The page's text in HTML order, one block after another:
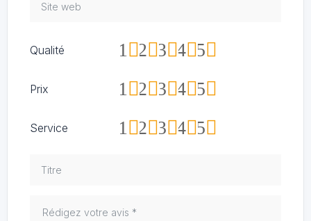
Qualité 5
4
3
2
1
Prix 5
4
3
2
1
Service 5
4
3
2
1